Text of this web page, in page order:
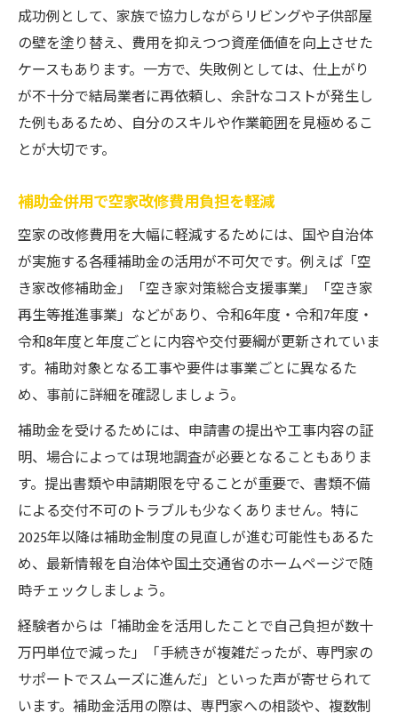
成功例として、家族で協力しながらリビングや子供部屋
の壁を塗り替え、費用を抑えつつ資産価値を向上させた
ケースもあります。一方で、失敗例としては、仕上がり
が不十分で結局業者に再依頼し、余計なコストが発生し
た例もあるため、自分のスキルや作業範囲を見極めるこ
とが大切です。
補助金併用で空家改修費用負担を軽減
空家の改修費用を大幅に軽減するためには、国や自治体
が実施する各種補助金の活用が不可欠です。例えば「空
き家改修補助金」「空き家対策総合支援事業」「空き家
再生等推進事業」などがあり、令和6年度・令和7年度・
令和8年度と年度ごとに内容や交付要綱が更新されていま
す。補助対象となる工事や要件は事業ごとに異なるた
め、事前に詳細を確認しましょう。
補助金を受けるためには、申請書の提出や工事内容の証
明、場合によっては現地調査が必要となることもありま
す。提出書類や申請期限を守ることが重要で、書類不備
による交付不可のトラブルも少なくありません。特に
2025年以降は補助金制度の見直しが進む可能性もあるた
め、最新情報を自治体や国土交通省のホームページで随
時チェックしましょう。
経験者からは「補助金を活用したことで自己負担が数十
万円単位で減った」「手続きが複雑だったが、専門家の
サポートでスムーズに進んだ」といった声が寄せられて
います。補助金活用の際は、専門家への相談や、複数制